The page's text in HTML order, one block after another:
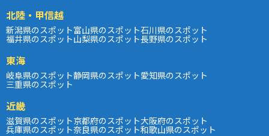
北陸・甲信越
新潟県のスポット富山県のスポット石川県のスポット
福井県のスポット山梨県のスポット長野県のスポット
東海
岐阜県のスポット静岡県のスポット愛知県のスポット
三重県のスポット
近畿
滋賀県のスポット京都府のスポット大阪府のスポット
兵庫県のスポット奈良県のスポット和歌山県のスポット